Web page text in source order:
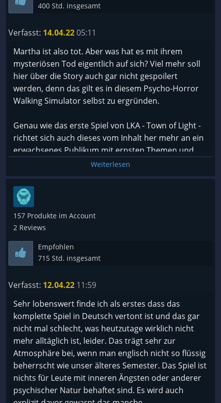
400 Std. insgesamt
Verfasst: 14.04.2205:11
Martha ist also tot. Aber was hat es mit ihrem
mysteriösen Tod eigentlich auf sich? Viel mehr soll
hier über die Story auch gar nicht gespoilert
werden, denn das gilt es in diesem Psycho-Horror
Walking Simulator selbst zu ergründen.
Genau wie das erste Spiel von LKA - Town of Light -
richtet sich auch dieses vom Inhalt her mehr an ein
erwachsenes Publikum mit ernsten Themen und
man sollte schon ein bisschen was abkönnen. Es
bietet sich auch an Town of Light vorher zu spielen,
da die Story mit der dieses Spiels verknüpft ist.
Weiterlesen
157 Produkte im Account
2 Reviews
Empfohlen
715 Std. insgesamt
Verfasst: 12.04.22 11:59
Sehr lobenswert finde ich als erstes dass das
komplette Spiel in Deutsch vertont ist und das gar
nicht mal schlecht, was heutzutage wirklich nicht
mehr alltäglich ist, leider. Das trägt sehr zur
Atmosphäre bei, wenn man englisch nicht so flüssig
beherrscht wie unser älteres Semester. Das Spiel ist
nichts für Leute mit inneren Ängsten oder anderer
psychischer Natur behaftet sind. Es wird auch